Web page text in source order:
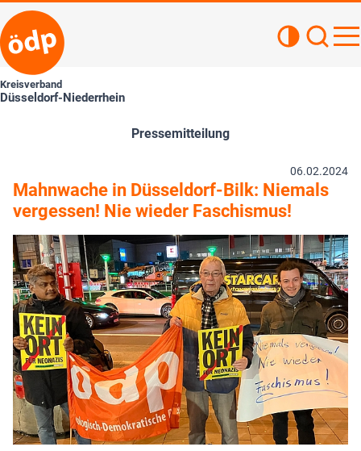
Kreisverband
Düsseldorf-Niederrhein
Pressemitteilung
06.02.2024
Mahnwache in Düsseldorf-Bilk: Niemals
vergessen! Nie wieder Faschismus!